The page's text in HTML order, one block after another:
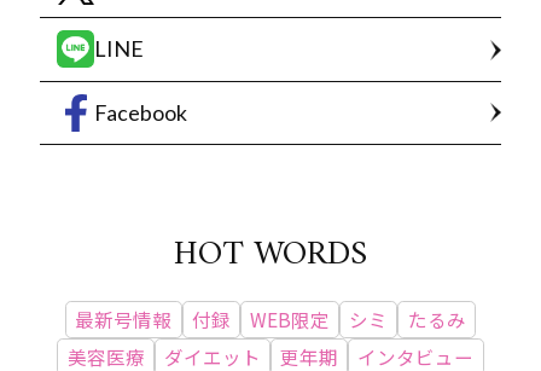
LINE
Facebook
HOT WORDS
最新号情報 付録 WEB限定 シミ
たるみ
美容医療
ダイエット 更年期
インタビュー